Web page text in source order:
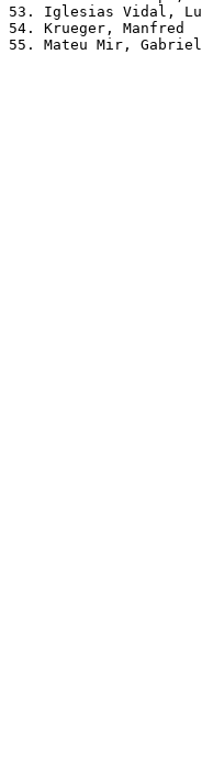
53. Iglesias Vidal,
54. Krueger,